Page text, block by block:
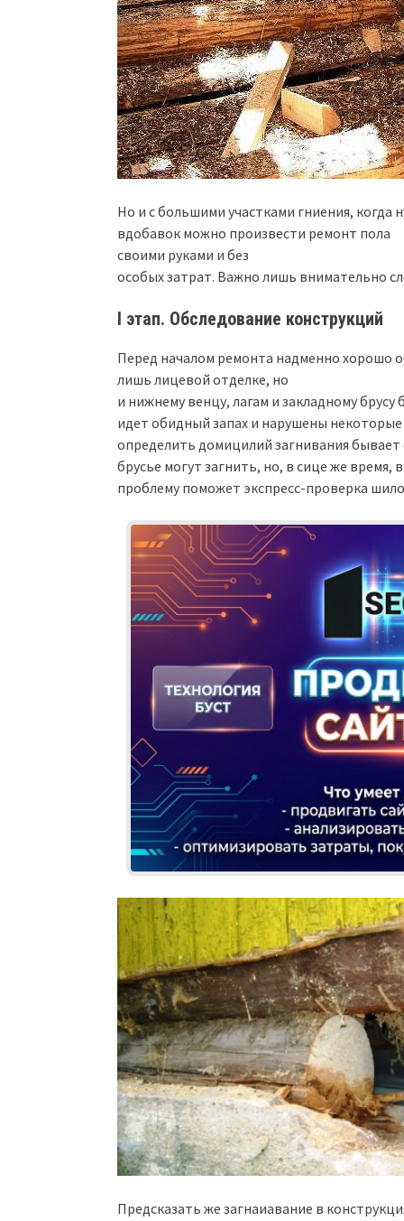
Но и с большими участками гниения,
вдобавок можно произвести ремонт пола
своими руками и без
особых затрат. Важно лишь внимательно
I этап. Обследование конструкций
Перед началом ремонта надменно хорошо
лишь лицевой отделке, но
и нижнему венцу, лагам и закладному брусу
идет обидный запах и нарушены
определить домицилий загнивания
брусье могут загнить, но, в сице же
проблему поможет экспресс-проверка
Предсказать же загнаиавание в